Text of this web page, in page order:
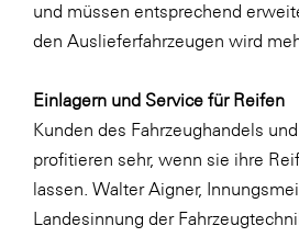
SeneCura
SKINUANCE®
Somfy
Sony DADC
SPIEGLTEC
und müssen entsprechend
den Auslieferfahrzeugen wird
Einlagern und Service für Reifen
Kunden des Fahrzeughandels
profitieren sehr, wenn sie ihre
lassen. Walter Aigner,
Landesinnung der